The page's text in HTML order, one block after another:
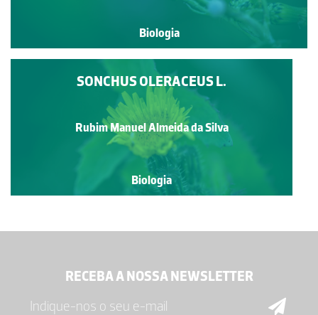
Biologia
SONCHUS OLERACEUS L.
Rubim Manuel Almeida da Silva
Biologia
RECEBA A NOSSA NEWSLETTER